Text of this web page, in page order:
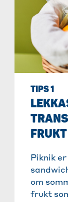
TIPS 1
FRUKT
Piknik
om
frukt